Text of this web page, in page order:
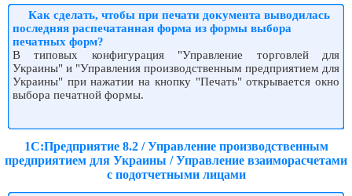
Как сделать, чтобы при печати документа выводилась
последняя распечатанная форма из формы выбора
печатных форм?
В типовых конфигурация "Управление торговлей для
Украины" и "Управления производственным предприятием для
Украины" при нажатии на кнопку "Печать" открывается окно
выбора печатной формы.
1С:Предприятие 8.2 / Управление производственным
предприятием для Украины / Управление взаиморасчетами
с подотчетными лицами